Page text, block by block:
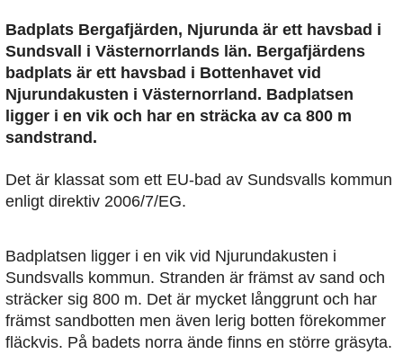
Badplats Bergafjärden, Njurunda är ett havsbad i
Sundsvall i Västernorrlands län. Bergafjärdens
badplats är ett havsbad i Bottenhavet vid
Njurundakusten i Västernorrland. Badplatsen
ligger i en vik och har en sträcka av ca 800 m
sandstrand.
Det är klassat som ett EU-bad av Sundsvalls kommun
enligt direktiv 2006/7/EG.
Badplatsen ligger i en vik vid Njurundakusten i
Sundsvalls kommun. Stranden är främst av sand och
sträcker sig 800 m. Det är mycket långgrunt och har
främst sandbotten men även lerig botten förekommer
fläckvis. På badets norra ände finns en större gräsyta.